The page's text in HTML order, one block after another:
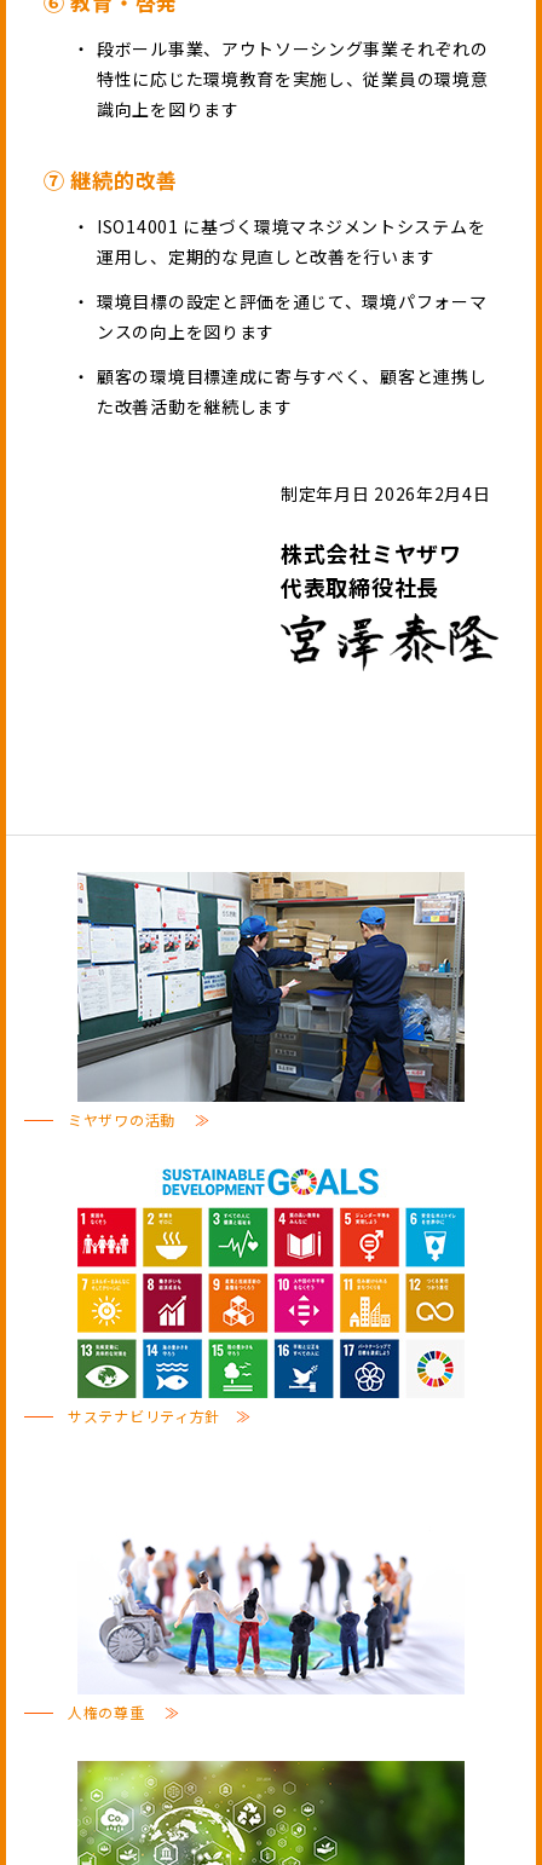
段ボール事業、アウトソーシング事業それぞれの
特性に応じた環境教育を実施し、従業員の環境意
識向上を図ります
⑦ 継続的改善
ISO14001 に基づく環境マネジメントシステムを
運用し、定期的な見直しと改善を行います
環境目標の設定と評価を通じて、環境パフォーマ
ンスの向上を図ります
顧客の環境目標達成に寄与すべく、顧客と連携し
た改善活動を継続します
制定年月日 2026年2月4日
株式会社ミヤザワ
代表取締役社長
ミヤザワの活動≫
サステナビリティ方針 ≫
人権の尊重 ≫